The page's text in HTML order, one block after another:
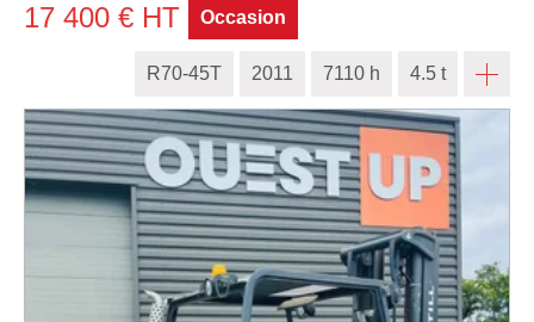
17 400 € HT Occasion
R70-45T 2011 7110 h 4.5 t